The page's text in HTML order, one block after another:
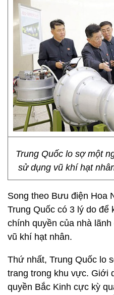
Trung Quốc lo sợ một
sử dụng vũ khí hạt
Song theo Bưu điện Hoa
Trung Quốc có 3 lý do để
chính quyền của nhà
vũ khí hạt nhân.
Thứ nhất, Trung Quốc lo
trang trong khu vực. Giới
quyền Bắc Kinh cực kỳ